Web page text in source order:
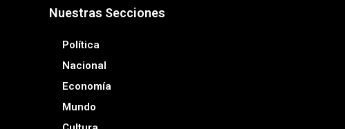
Nuestras Secciones
Política
Nacional
Economía
Mundo